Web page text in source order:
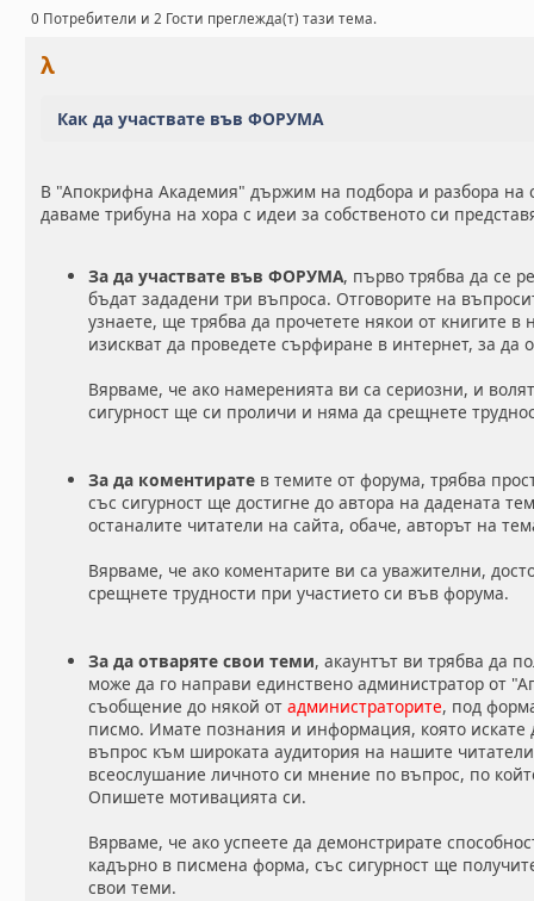
0 Потребители и 2 Гости преглежда(т) тази тема.
λ
Как да участвате във ФОРУМА
В "Апокрифна Академия" държим на подбора и разбора на
даваме трибуна на хора с идеи за собственото си
За да участвате във ФОРУМА, първо трябва да се
бъдат зададени три въпроса. Отговорите на
узнаете, ще трябва да прочетете някои от книгите
изискват да проведете сърфиране в интернет, за да
Вярваме, че ако намеренията ви са сериозни, и
сигурност ще си проличи и няма да срещнете
За да коментирате в темите от форума, трябва
със сигурност ще достигне до автора на дадената
останалите читатели на сайта, обаче, авторът на
Вярваме, че ако коментарите ви са уважителни,
срещнете трудности при участието си във форума.
За да отваряте свои теми, акаунтът ви трябва да
може да го направи единствено администратор от
съобщение до някой отадминистраторите, под
писмо. Имате познания и информация, която искате
въпрос към широката аудитория на нашите
всеослушание личното си мнение по въпрос, по
Опишете мотивацията си.
Вярваме, че ако успеете да демонстрирате
кадърно в писмена форма, със сигурност ще
свои теми.